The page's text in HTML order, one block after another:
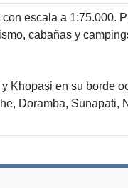
escala a 1:75.000.
cabañas y
Khopasi en su borde
Doramba, Sunapati,